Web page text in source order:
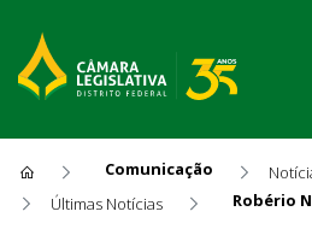
Comunicação
Últimas Notícias
Robério